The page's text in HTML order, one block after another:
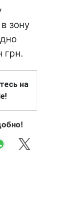
зону
грн.
на